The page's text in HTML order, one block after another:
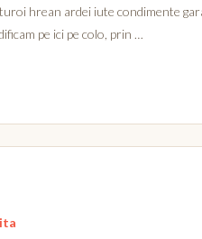
hrean ardei iute condimente
pe ici pe colo, prin …